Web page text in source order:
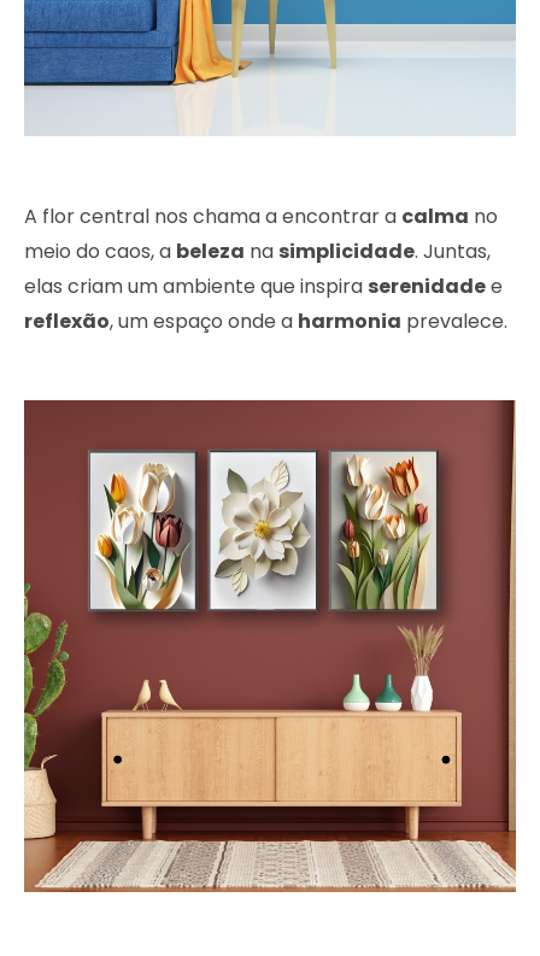
A flor central nos chama a encontrar a calma no
meio do caos, a beleza na simplicidade. Juntas,
elas criam um ambiente que inspira serenidadee
reflexão, um espaço onde a harmonia prevalece.